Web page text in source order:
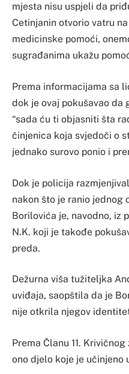
mjesta nisu uspjeli da
Cetinjanin otvorio vatru
medicinske pomoći,
sugrađanima ukažu
Prema informacijama sa
dok je ovaj pokušavao da
“sada ću ti objasniti šta
činjenica koja svjedoči o
jednako surovo ponio i
Dok je policija
nakon što je ranio jednog
Borilovića je, navodno, iz
N.K. koji je takođe
preda.
Dežurna viša tužiteljka
uviđaja, saopštila da je
nije otkrila njegov
Prema Članu 11.
ono djelo koje je učinjeno